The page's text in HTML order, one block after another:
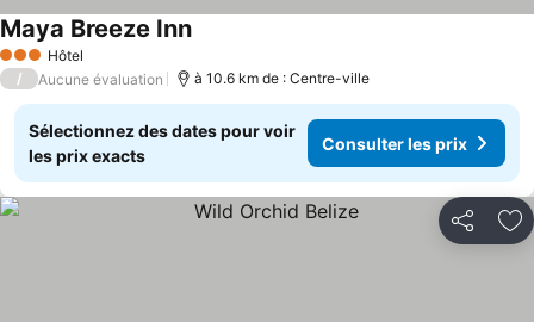
3 ÉtoilesHôtel
Maya Breeze Inn
/ Aucune évaluation à 10.6 km de : Centre-ville
Sélectionnez des dates pour voir
les prix exacts
Consulter les prix
Partager